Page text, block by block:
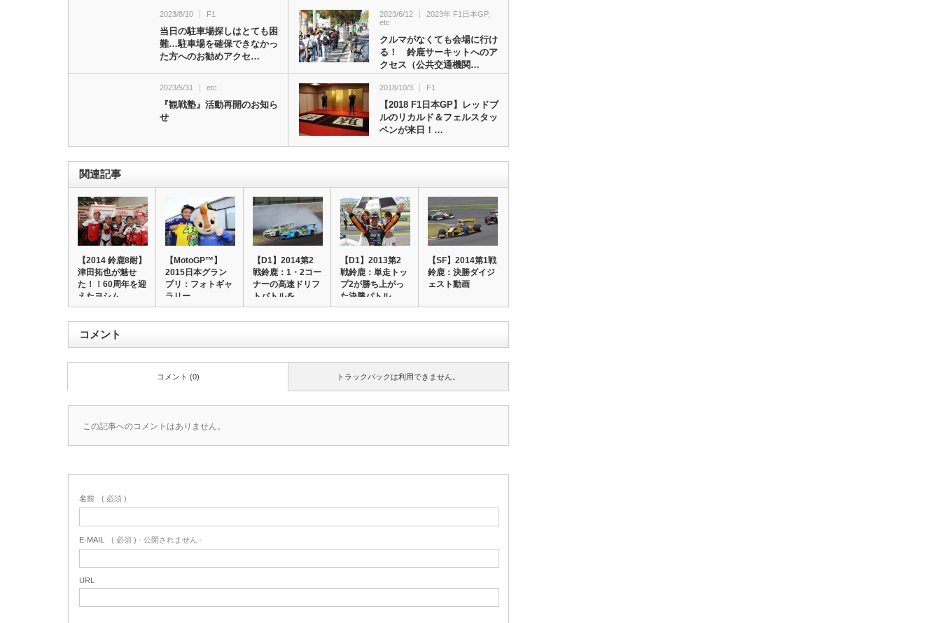
2023/8/10 F1
当日の駐車場探しはとても困
難…駐車場を確保できなかっ
た方へのお勧めアクセ…
2023/6/12 2023年 F1日本GP,
etc
クルマがなくても会場に行け
る！ 鈴鹿サーキットへのア
クセス（公共交通機関…
2023/5/31 etc
『観戦塾』活動再開のお知ら
せ
2018/10/3 F1
【2018 F1日本GP】レッドブ
ルのリカルド＆フェルスタッ
ペンが来日！…
関連記事
【2014 鈴鹿8耐】
津田拓也が魅せ
た！！60周年を迎
えたヨシム…
【MotoGP™】
2015日本グラン
プリ：フォトギャ
ラリー
【D1】2014第2
戦鈴鹿：1・2コー
ナーの高速ドリフ
トバトルを…
【D1】2013第2
戦鈴鹿：単走トッ
プ2が勝ち上がっ
た決勝バトル…
【SF】2014第1戦
鈴鹿：決勝ダイジ
ェスト動画
コメント
トラックバックは利用できません。
コメント (0)
この記事へのコメントはありません。
名前 ( 必須 )
E-MAIL ( 必須 ) - 公開されません -
URL